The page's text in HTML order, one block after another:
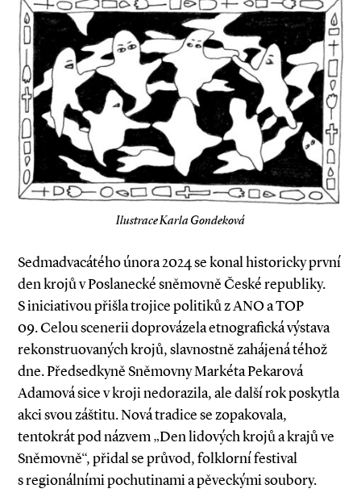
Ilustrace Karla Gondeková
Sedmadvacátého února 2024 se konal historicky první
den krojů v Poslanecké sněmovně České republiky.
S iniciativou přišla trojice politiků z ANO a TOP
09. Celou scenerii doprovázela etnografická výstava
rekonstruo­vaných krojů, slavnostně zahájená téhož
dne. Předsedkyně Sněmovny Markéta Pekarová
Adamová sice v kroji nedorazila, ale další rok poskytla
akci svou záštitu. Nová tradice se zopakovala,
tentokrát pod názvem „Den lidových krojů a krajů ve
Sněmovně“, přidal se průvod, folklorní festival
s regionálními pochutinami a pěveckými soubory.